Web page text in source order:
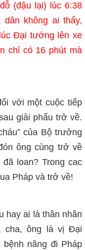
(đậu lại) lúc 6:38
không ai thấy,
Đại tướng lên xe
chỉ có 16 phút mà
với một cuộc tiếp
giải phẩu trở về.
của Bộ trưởng
ông cùng trở về
loan? Trong cac
Pháp và trở về!
hay ai là thân nhân
cha, ông là vị Đại
năng đi Pháp